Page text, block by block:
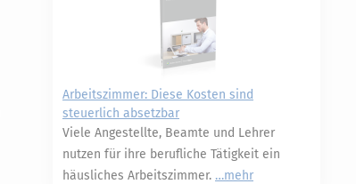
Arbeitszimmer: Diese Kosten sind
steuerlich absetzbar
Viele Angestellte, Beamte und Lehrer
nutzen für ihre berufliche Tätigkeit ein
häusliches Arbeitszimmer.
mehr